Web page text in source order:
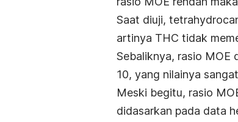
Saat diuji,
artinya THC tidak
Sebaliknya, rasio MOE
10, yang nilainya
Meski begitu, rasio
didasarkan pada data